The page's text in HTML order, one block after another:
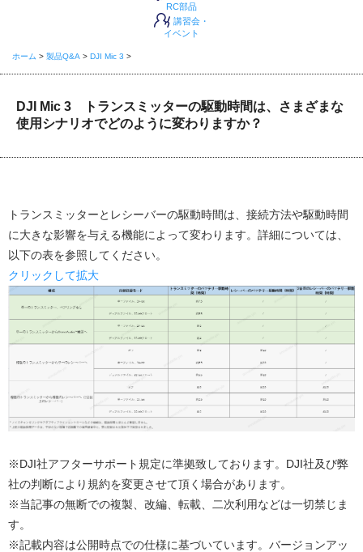
RC部品
講習会・
イベント
ホーム > 製品Q&A > DJI Mic 3 >
DJI Mic 3 トランスミッターの駆動時間は、さまざまな
使用シナリオでどのように変わりますか？
トランスミッターとレシーバーの駆動時間は、接続方法や駆動時間
に大きな影響を与える機能によって変わります。詳細については、
以下の表を参照してください。
クリックして拡大
※DJI社アフターサポート規定に準拠致しております。DJI社及び弊
社の判断により規約を変更させて頂く場合があります。
※当記事の無断での複製、改編、転載、二次利用などは一切禁じま
す。
※記載内容は公開時点での仕様に基づいています。バージョンアッ